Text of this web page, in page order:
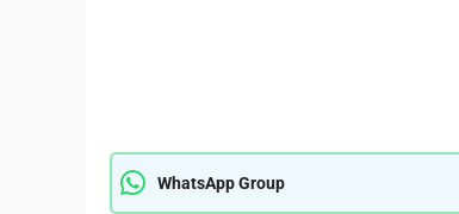
WhatsApp Group